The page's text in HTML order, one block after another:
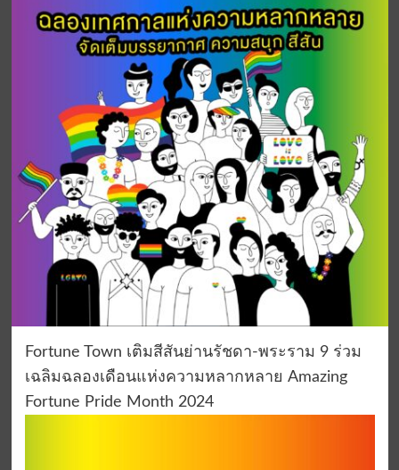
Fortune Town เติมสีสันย่านรัชดา-พระราม 9 ร่วม
เฉลิมฉลองเดือนแห่งความหลากหลาย Amazing
Fortune Pride Month 2024